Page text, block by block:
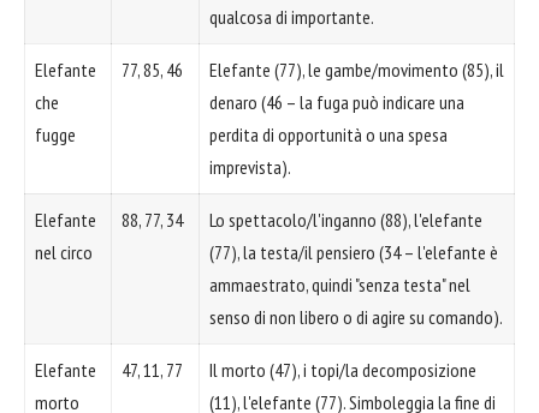
qualcosa di importante.
Elefante
che
fugge
77, 85, 46
Elefante (77), le gambe/movimento (85), il
denaro (46 – la fuga può indicare una
perdita di opportunità o una spesa
imprevista).
Elefante
nel circo
88, 77, 34
Lo spettacolo/l'inganno (88), l'elefante
(77), la testa/il pensiero (34 – l'elefante è
ammaestrato, quindi "senza testa" nel
senso di non libero o di agire su comando).
Elefante
morto
47, 11, 77
Il morto (47), i topi/la decomposizione
(11), l'elefante (77). Simboleggia la fine di